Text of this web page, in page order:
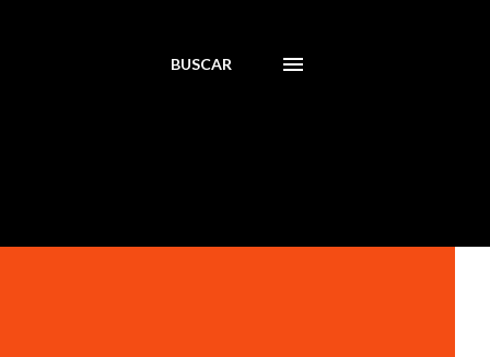
BUSCAR